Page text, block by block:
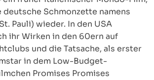
Schmonzette namens
Pauli) wieder. In den USA
ihr Wirken in den 60ern auf
und die Tatsache, als erster
in dem Low-Budget-
Promises Promises